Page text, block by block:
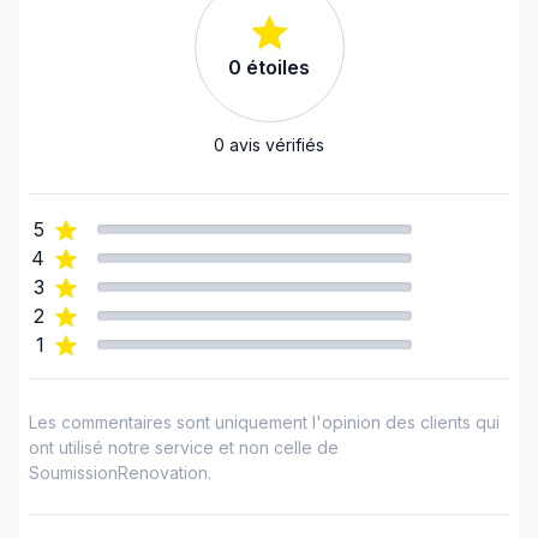
Infiltration - Toiture
Infiltration - Toiture
Infiltration - Toiture
Infiltration - Toiture
Isolation - Sous-sol
Peinture - Extérieur
Peinture - Intérieur
Plancher - Décapage
Plancher - Installation
Rénovations - Cuisine (sans électricité /
Rénovations - Salle de bain (sans électricité /
plomberie)
0 étoiles
0 avis vérifiés
5
4
3
2
1
Les commentaires sont uniquement l'opinion des clients qui
ont utilisé notre service et non celle de
SoumissionRenovation.